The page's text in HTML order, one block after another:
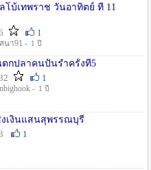
โบ้เทพราช วันอาทิตย์ ที่ 11
1
สนา91 - 1 ปี
กปลาคนปั้นรำครั้งที่5
1
- 1 ปี
เงินแสนสุพรรณบุรี
1